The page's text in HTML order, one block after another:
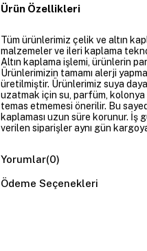
Ürün Özellikleri
Tüm ürünlerimiz çelik ve altın
malzemeler ve ileri kaplama
Altın kaplama işlemi, ürünlerin
Ürünlerimizin tamamı alerji
üretilmiştir. Ürünlerimiz suya
uzatmak için su, parfüm,
temas etmemesi önerilir. Bu
kaplaması uzun süre korunur. İş
verilen siparişler aynı gün
Yorumlar(0)
Ödeme Seçenekleri